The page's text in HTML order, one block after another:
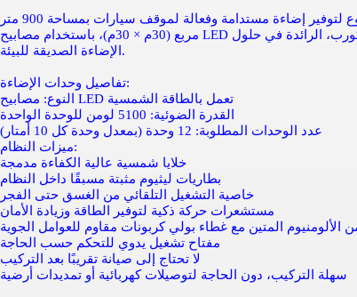
تم تصميم نظام الإضاءة الشمسي الخارجي لهذا المشروع لتوفير إضاءة مستدامة وفعالة لموقف سيارات بمساحة 900 متر
مربع (30م × 30م)، باستخدام مصابيح LED شمسية عالية الأداء من شركة بروديجيتال تكنولوجي كورب، الرائدة في حلول
الإضاءة الصديقة للبيئة.
تفاصيل وحدات الإضاءة:
النوع: مصابيح LED تعمل بالطاقة الشمسية
القدرة الضوئية: 5100 لومن للوحدة الواحدة
عدد الوحدات المطلوبة: 12 وحدة (بمعدل وحدة كل 10 أمتار)
ميزات النظام:
خلايا شمسية عالية الكفاءة مدمجة
بطاريات ليثيوم مثبتة مسبقًا داخل النظام
خاصية التشغيل التلقائي من الغسق حتى الفجر
مستشعرات حركة ذكية لتوفير الطاقة وزيادة الأمان
المتين مع غطاء بولي كربونات مقاوم للعوامل الجوية
مفتاح تشغيل يدوي للتحكم حسب الحاجة
لا تحتاج إلى صيانة تقريبًا بعد التركيب
سهلة التركيب، دون الحاجة لتوصيلات كهربائية أو تمديدات أرضية